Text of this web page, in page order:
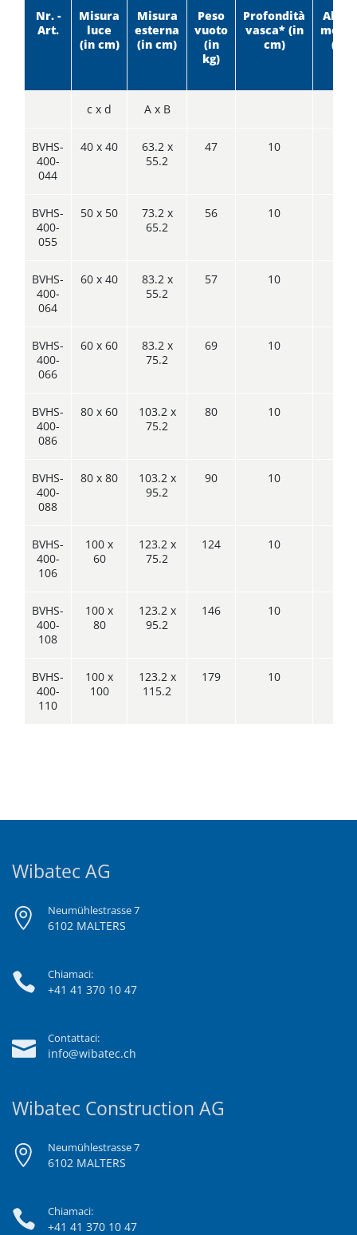
Nr. -
Art.
Misura
luce
(in cm)
Misura
esterna
(in cm)
Peso
vuoto
(in
kg)
Profondità
vasca* (in
cm)
(in
c x d A x B
BVHS-
400-
044
40 x 40
63.2 x
55.2
47 10
BVHS-
400-
055
50 x 50
73.2 x
65.2
56 10
BVHS-
400-
064
60 x 40
83.2 x
55.2
57 10
BVHS-
400-
066
60 x 60
83.2 x
75.2
69 10
BVHS-
400-
086
80 x 60
103.2 x
75.2
80 10
BVHS-
400-
088
80 x 80
103.2 x
95.2
90 10
BVHS-
400-
106
100 x
60
123.2 x
75.2
124 10
BVHS-
400-
108
100 x
80
123.2 x
95.2
146 10
BVHS-
400-
110
100 x
100
123.2 x
115.2
179 10
Wibatec AG
Neumühlestrasse 7
6102 MALTERS
Chiamaci:
+41 41 370 10 47
Contattaci:
info@wibatec.ch
Wibatec Construction AG
Neumühlestrasse 7
6102 MALTERS
Chiamaci:
+41 41 370 10 47